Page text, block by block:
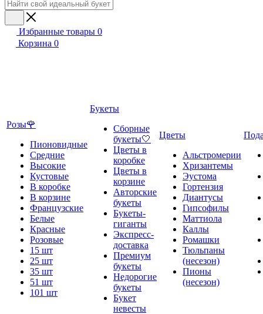
Избранные товары 0
Корзина 0
Розы🌹
Пионовидные
Средние
Высокие
Кустовые
В коробке
В корзине
Французские
Белые
Красные
Розовые
15 шт
25 шт
35 шт
51 шт
101 шт
Букеты
Сборные
букеты🤍
Цветы в
коробке
Цветы в
корзине
Авторские
букеты
Букеты-
гиганты
Экспресс-
доставка
Премиум
букеты
Недорогие
букеты
Букет
невесты
Цветы
Альстромерии
Хризантемы
Эустома
Гортензия
Диантусы
Гипсофилы
Маттиола
Каллы
Ромашки
Тюльпаны
(несезон)
Пионы
(несезон)